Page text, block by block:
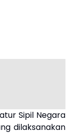
Sipil Negara
dilaksanakan